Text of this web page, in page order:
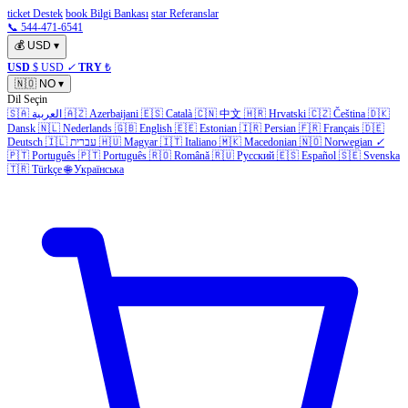
ticket Destek book Bilgi Bankası star Referanslar
📞 544-471-6541
💰 USD ▾
USD $ USD ✓ TRY ₺
🇳🇴 NO ▾
Dil Seçin
🇸🇦 العربية 🇦🇿 Azerbaijani 🇪🇸 Català 🇨🇳 中文 🇭🇷 Hrvatski 🇨🇿 Čeština 🇩🇰
Dansk 🇳🇱 Nederlands 🇬🇧 English 🇪🇪 Estonian 🇮🇷 Persian 🇫🇷 Français 🇩🇪
Deutsch 🇮🇱 עברית 🇭🇺 Magyar 🇮🇹 Italiano 🇲🇰 Macedonian 🇳🇴 Norwegian ✓
🇵🇹 Português 🇵🇹 Português 🇷🇴 Română 🇷🇺 Русский 🇪🇸 Español 🇸🇪 Svenska
🇹🇷 Türkçe 🌐 Українська